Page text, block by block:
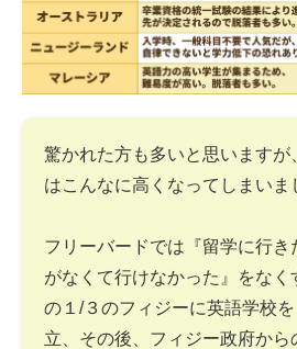
驚かれた方も多いと思いますが
はこんなに高くなってしまいま
フリーバードでは『留学に行き
がなくて行けなかった』をなく
の１/３のフィジーに英語学校
立、その後、フィジー政府から